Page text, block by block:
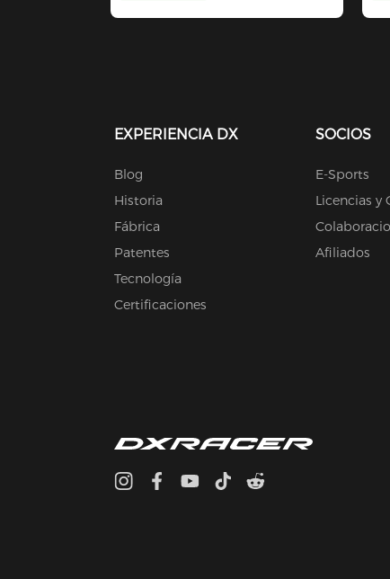
EXPERIENCIA DX
Blog
Historia
Fábrica
Patentes
Tecnología
Certificaciones
SOCIOS
E-Sports
Licencias y
Afiliados